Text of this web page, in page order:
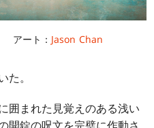
アート： Jason Chan
。
囲まれた見覚えのある浅い